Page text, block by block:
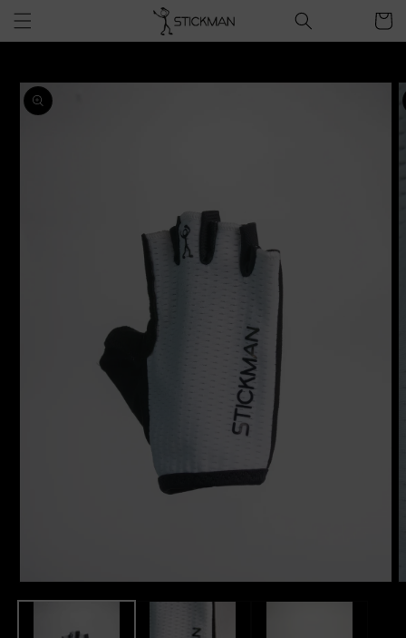
directamente
Carro
información
del
abiertos1